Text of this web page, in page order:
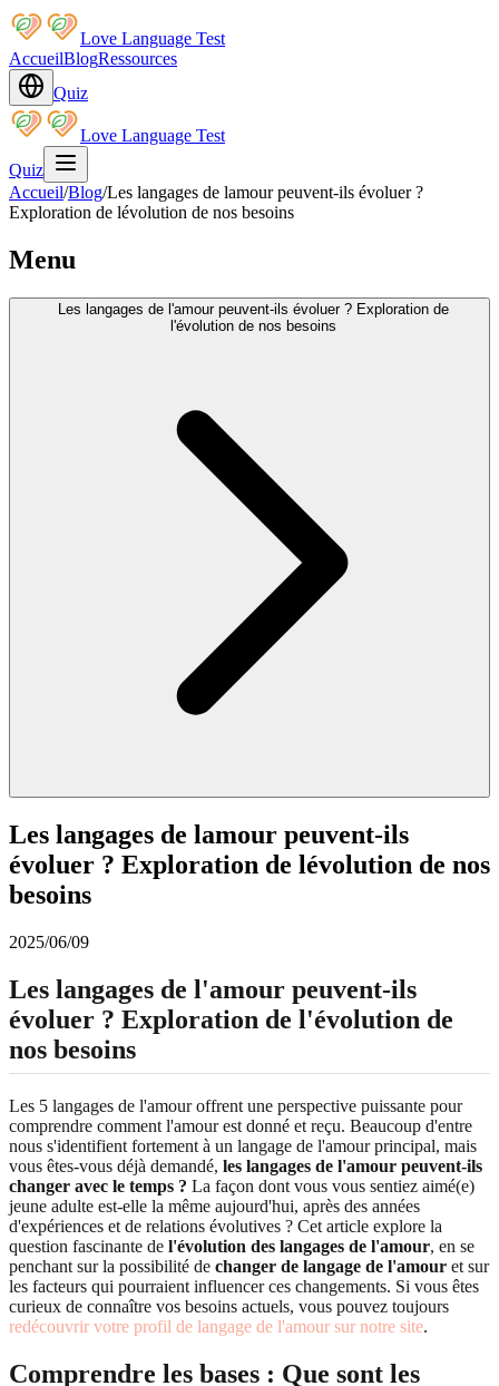
Love Language Test
AccueilBlogRessources
Quiz
Love Language Test
Quiz
Accueil/Blog/Les langages de lamour peuvent-ils évoluer ?
Exploration de lévolution de nos besoins
Menu
Les langages de l'amour peuvent-ils évoluer ? Exploration de
l'évolution de nos besoins
Les langages de lamour peuvent-ils
évoluer ? Exploration de lévolution de nos
besoins
2025/06/09
Les langages de l'amour peuvent-ils
évoluer ? Exploration de l'évolution de
nos besoins
Les 5 langages de l'amour offrent une perspective puissante pour
comprendre comment l'amour est donné et reçu. Beaucoup d'entre
nous s'identifient fortement à un langage de l'amour principal, mais
vous êtes-vous déjà demandé, les langages de l'amour peuvent-ils
changer avec le temps ? La façon dont vous vous sentiez aimé(e)
jeune adulte est-elle la même aujourd'hui, après des années
d'expériences et de relations évolutives ? Cet article explore la
question fascinante de l'évolution des langages de l'amour, en se
penchant sur la possibilité de changer de langage de l'amour et sur
les facteurs qui pourraient influencer ces changements. Si vous êtes
curieux de connaître vos besoins actuels, vous pouvez toujours
redécouvrir votre profil de langage de l'amour sur notre site.
Comprendre les bases : Que sont les